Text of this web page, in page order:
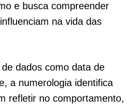
e busca compreender
na vida das
dados como data de
a numerologia identifica
refletir no comportamento,